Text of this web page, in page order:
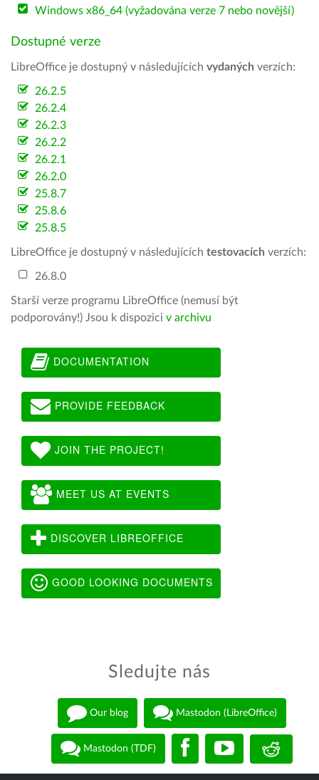
Windows x86_64 (vyžadována verze 7 nebo novější)
Dostupné verze
LibreOffice je dostupný v následujících vydaných verzích:
26.2.5
26.2.4
26.2.3
26.2.2
26.2.1
26.2.0
25.8.7
25.8.6
25.8.5
LibreOffice je dostupný v následujících testovacích verzích:
26.8.0
Starší verze programu LibreOffice (nemusí být
podporovány!) Jsou k dispozici v archivu
DOCUMENTATION
PROVIDE FEEDBACK
JOIN THE PROJECT!
MEET US AT EVENTS
DISCOVER LIBREOFFICE
GOOD LOOKING DOCUMENTS
Sledujte nás
Our blog Mastodon (LibreOffice)
Mastodon (TDF)